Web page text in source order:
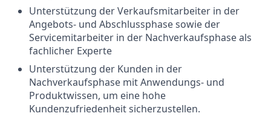
Unterstützung der Verkaufsmitarbeiter in der
Angebots- und Abschlussphase sowie der
Servicemitarbeiter in der Nachverkaufsphase als
fachlicher Experte
Unterstützung der Kunden in der
Nachverkaufsphase mit Anwendungs- und
Produktwissen, um eine hohe
Kundenzufriedenheit sicherzustellen.